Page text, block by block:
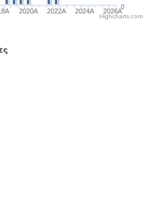
2020A 2022A 2024A 2026A
0
Highcharts.com